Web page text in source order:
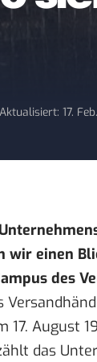
Aktualisiert: 17.
wir einen
des
August
das